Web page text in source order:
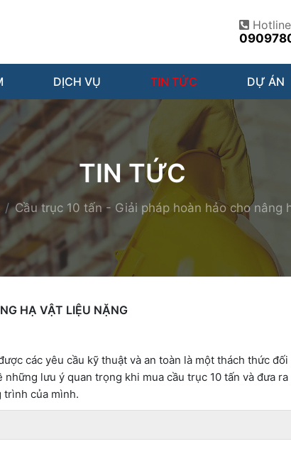
DỊCH VỤ TIN TỨC DỰ ÁN
TIN TỨC
Cầu trục 10 tấn - Giải pháp hoàn hảo cho nâng
HẠ VẬT LIỆU NẶNG
các yêu cầu kỹ thuật và an toàn là một thách thức đối
lưu ý quan trọng khi mua cầu trục 10 tấn và đưa
trình của mình.